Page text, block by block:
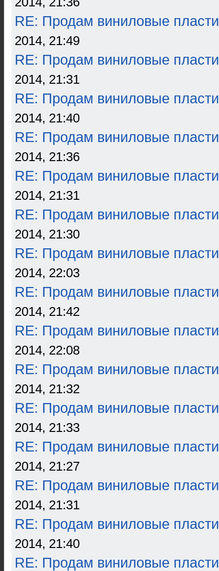
RE: Продам виниловые
2014, 21:49
RE: Продам виниловые
2014, 21:31
RE: Продам виниловые
2014, 21:40
RE: Продам виниловые
2014, 21:36
RE: Продам виниловые
2014, 21:31
RE: Продам виниловые
2014, 21:30
RE: Продам виниловые
2014, 22:03
RE: Продам виниловые
2014, 21:42
RE: Продам виниловые
2014, 22:08
RE: Продам виниловые
2014, 21:32
RE: Продам виниловые
2014, 21:33
RE: Продам виниловые
2014, 21:27
RE: Продам виниловые
2014, 21:31
RE: Продам виниловые
2014, 21:40
RE: Продам виниловые